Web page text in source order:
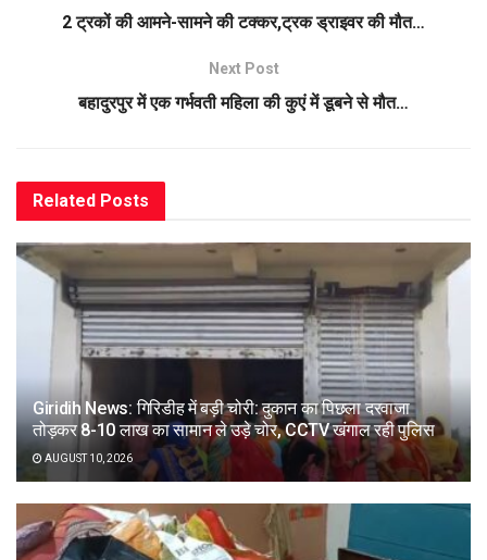
2 ट्रकों की आमने-सामने की टक्कर,ट्रक ड्राइवर की मौत…
Next Post
बहादुरपुर में एक गर्भवती महिला की कुएं में डूबने से मौत…
Related Posts
Giridih News: गिरिडीह में बड़ी चोरी: दुकान का पिछला दरवाजा
तोड़कर 8-10 लाख का सामान ले उड़े चोर, CCTV खंगाल रही पुलिस
AUGUST 10, 2026